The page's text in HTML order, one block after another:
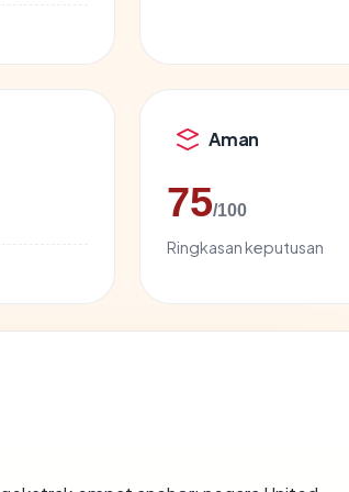
Aman
75/100
Ringkasan keputusan